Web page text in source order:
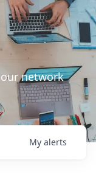
network
My alerts